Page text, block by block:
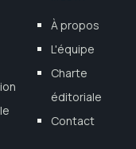
À propos
L'équipe
Charte
éditoriale
Contact